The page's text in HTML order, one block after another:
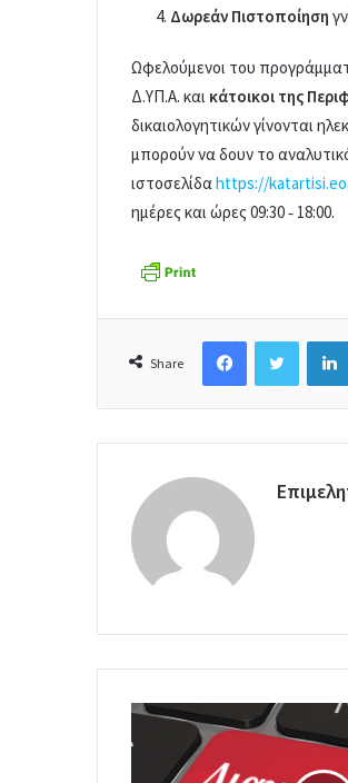
Δωρεάν Πιστοποίηση
Ωφελούμενοι του
Δ.ΥΠ.Α. και κάτοικοι της
δικαιολογητικών γίνονται
μπορούν να δουν το
ιστοσελίδαhttps://
ημέρες και ώρες 09:30 ‐ 18:00.
Share